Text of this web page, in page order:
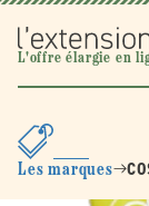
Ignorer et
passer au
contenu
l'extension
L'offre élargie en
Les marques